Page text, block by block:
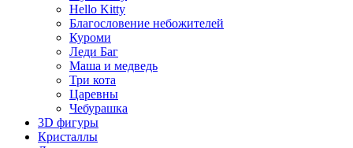
Hello Kitty
Благословение небожителей
Куроми
Леди Баг
Маша и медведь
Три кота
Царевны
Чебурашка
3D фигуры
Кристаллы